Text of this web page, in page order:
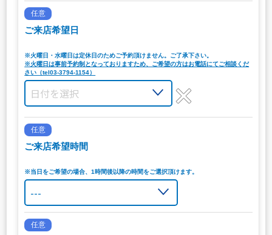
任意
ご来店希望日
※火曜日・水曜日は定休日のためご予約頂けません。ご了承下さい。
※火曜日は事前予約制となっておりますため、ご希望の方はお電話にてご相談くだ
さい（tel03-3794-1154）
任意
ご来店希望時間
※当日をご希望の場合、1時間後以降の時間をご選択頂けます。
任意